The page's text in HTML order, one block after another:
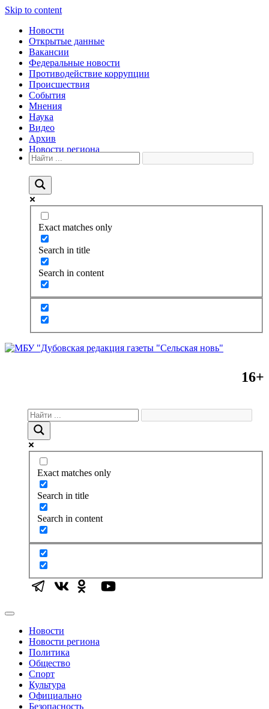
Skip to content
Новости
Открытые данные
Вакансии
Федеральные новости
Противодействие коррупции
Происшествия
События
Мнения
Наука
Видео
Архив
Новости региона
Exact matches only
Search in title
Search in content
16+
Exact matches only
Search in title
Search in content
Новости
Новости региона
Политика
Общество
Спорт
Культура
Официально
Безопасность